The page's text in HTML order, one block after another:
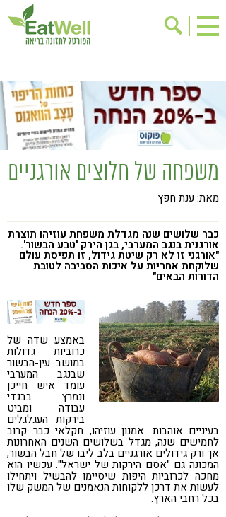
בישול בריא
אינדקס עסקים
ריפוי ומניעת מחלות
בריאות האישה
מתכוני בריאות
אירועים
שינוי תזונתי
גישות בתזונה
ניקוי רעלים
מזונות על
ילדים
תזונה וספורט
הפרעות קשב & ריכוז
רגישות לגלוטן
טעים להכיר
קורונה
טבעונות
משפחה של חלוצים אורגניים
מאת: ענת חפץ
כבר שלושים שנה מגדלת משפחת עוזיהו תוצרת
אורגנית בנגב המערבי, בגן הירק 'טבע הבשור'.
"אורגני זו לא רק שיטת גידול, זו תפיסת עולם
שלוקחת אחריות על איכות הסביבה לטובת
הדורות הבאים"
באמצע שדה של
כרוביות גדולות
במושב עין-הבשור
שבנגב המערבי
עומד איש חייכן
ונמרץ בבגדי
עבודה ומביט
בירקות העגלגלים
בעיניים אוהבות. אמנון עוזיהו, חקלאי כבר קרוב
לחמישים שנה, מגדל בשלושים השנים האחרונות
אך ורק גידולים אורגניים בלב ליבו של חבל הבשור,
המכונה גם "אסם הירקות של ישראל". עכשיו הוא
מחכה לכרוביות היפות שיסיימו להבשיל ויתחילו
לעשות את דרכן ללקוחות הנאמנים של המשק שלו
בכל רחבי הארץ.